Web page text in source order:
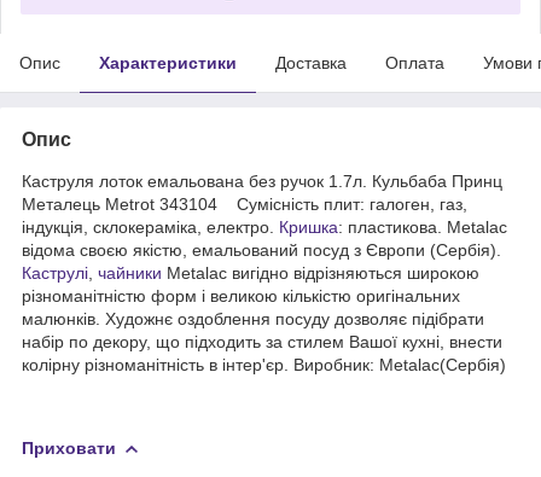
Опис Характеристики Доставка Оплата Умови
Опис
Каструля лоток емальована без ручок 1.7л. Кульбаба Принц
Металець Metrot 343104 Сумісність плит: галоген, газ,
індукція, склокераміка, електро. Кришка: пластикова. Metalac
відома своєю якістю, емальований посуд з Європи (Сербія).
Каструлі чайники Metalac вигідно відрізняються широкою
різноманітністю форм і великою кількістю оригінальних
малюнків. Художнє оздоблення посуду дозволяє підібрати
набір по декору, що підходить за стилем Вашої кухні, внести
колірну різноманітність в інтер'єр. Виробник: Metalac(Сербія)
Приховати